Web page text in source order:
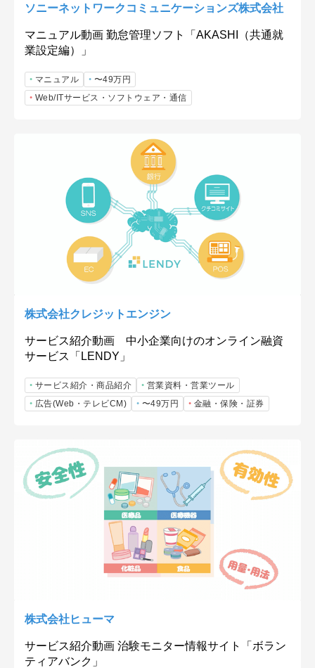
ソニーネットワークコミュニケーションズ株式会社
マニュアル動画 勤怠管理ソフト「AKASHI（共通就
業設定編）」
マニュアル
〜49万円
Web/ITサービス・ソフトウェア・通信
株式会社クレジットエンジン
サービス紹介動画 中小企業向けのオンライン融資
サービス「LENDY」
サービス紹介・商品紹介
営業資料・営業ツール
広告(Web・テレビCM)
〜49万円 金融・保険・証券
株式会社ヒューマ
サービス紹介動画 治験モニター情報サイト「ボラン
ティアバンク」